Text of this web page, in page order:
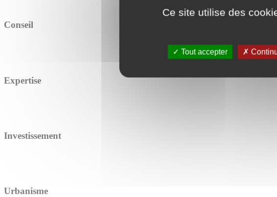
Ce site utilise des
Tout accepter
Conseil
Expertise
Investissement
Urbanisme